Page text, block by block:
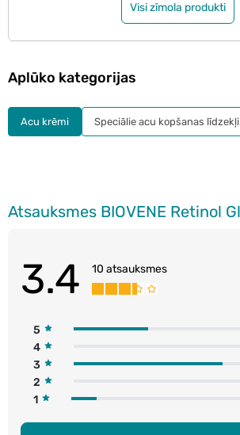
Visi zīmola produkti
3.4 10 atsauksmes
5
4
3
2
1
Aplūko kategorijas
Acu krēmi Speciālie acu kopšanas līdzekļi